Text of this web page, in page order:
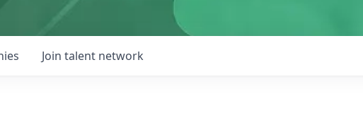
Join talent network